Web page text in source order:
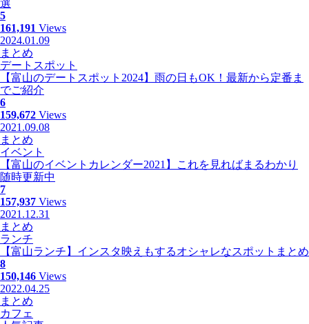
選
5
161,191 Views
2024.01.09
まとめ
デートスポット
【富山のデートスポット2024】雨の日もOK！最新から定番ま
でご紹介
6
159,672 Views
2021.09.08
まとめ
イベント
【富山のイベントカレンダー2021】これを見ればまるわかり
随時更新中
7
157,937 Views
2021.12.31
まとめ
ランチ
【富山ランチ】インスタ映えもするオシャレなスポットまとめ
8
150,146 Views
2022.04.25
まとめ
カフェ